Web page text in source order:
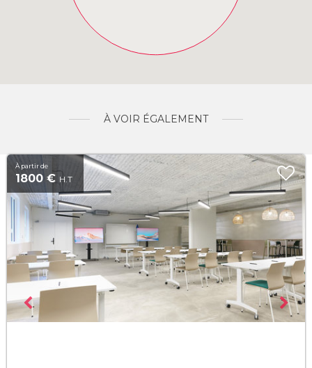
À VOIR ÉGALEMENT
À partir de
1800 € H.T